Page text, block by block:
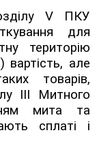
V ПКУ
для
територію
вартість, але
товарів,
III Митного
мита та
сплаті і